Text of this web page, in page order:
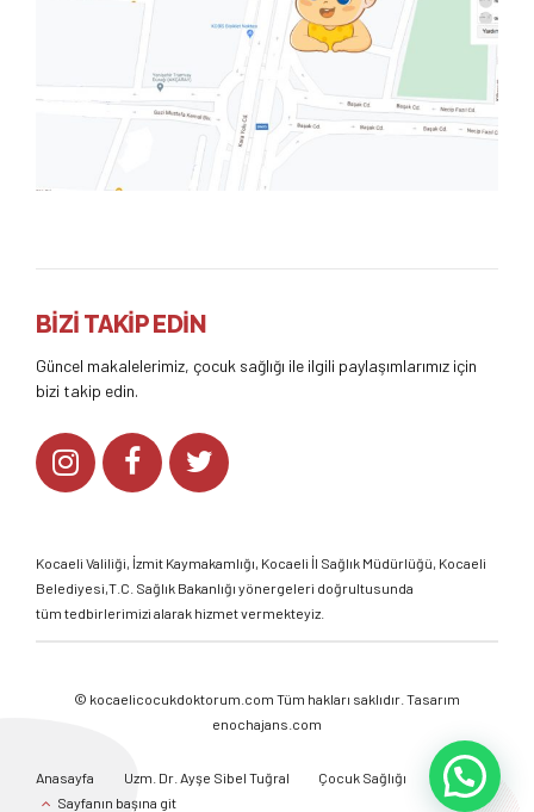
BİZİ TAKİP EDİN
Güncel makalelerimiz, çocuk sağlığı ile ilgili paylaşımlarımız için
bizi takip edin.
Kocaeli Valiliği, İzmit Kaymakamlığı, Kocaeli İl Sağlık Müdürlüğü, Kocaeli
Belediyesi,T.C. Sağlık Bakanlığı yönergeleri doğrultusunda
tüm tedbirlerimizi alarak hizmet vermekteyiz.
© kocaelicocukdoktorum.com Tüm hakları saklıdır. Tasarım
enochajans.com
Anasayfa Uzm. Dr. Ayşe Sibel Tuğral Çocuk Sağlığı
Galeri
Sayfanın başına git